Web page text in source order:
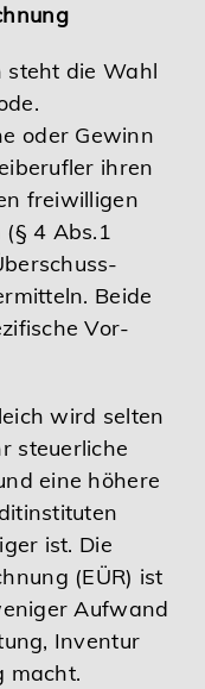
steht die Wahl
oder Gewinn
ihren
freiwilligen
4 Abs.1
Beide
Vor-
wird selten
steuerliche
eine höhere
ist. Die
(EÜR) ist
Aufwand
Inventur
macht.